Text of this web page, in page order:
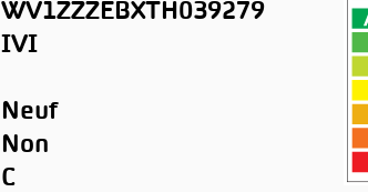
WV1ZZZEBXTH039279
IVI
Neuf
Non
C